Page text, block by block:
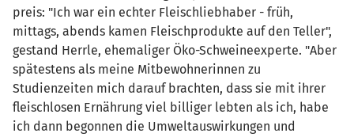
preis: "Ich war ein echter Fleischliebhaber - früh,
mittags, abends kamen Fleischprodukte auf den Teller",
gestand Herrle, ehemaliger Öko-Schweineexperte. "Aber
spätestens als meine Mitbewohnerinnen zu
Studienzeiten mich darauf brachten, dass sie mit ihrer
fleischlosen Ernährung viel billiger lebten als ich, habe
ich dann begonnen die Umweltauswirkungen und